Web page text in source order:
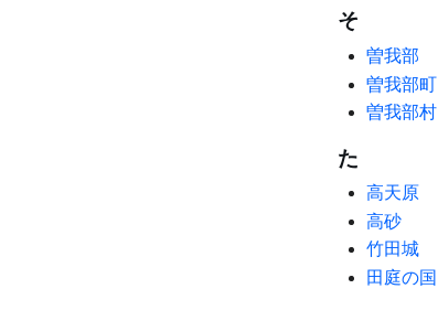
そ
曽我部
曽我部町
曽我部村
た
高天原
高砂
竹田城
田庭の国